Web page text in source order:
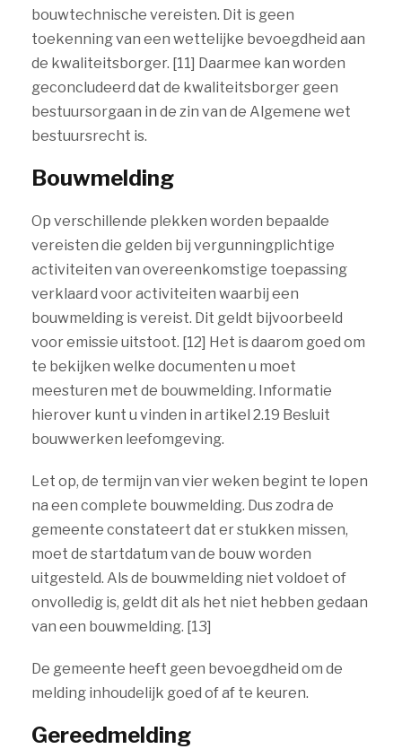
bouwtechnische vereisten. Dit is geen
toekenning van een wettelijke bevoegdheid aan
de kwaliteitsborger. [11] Daarmee kan worden
geconcludeerd dat de kwaliteitsborger geen
bestuursorgaan in de zin van de Algemene wet
bestuursrecht is.
Bouwmelding
Op verschillende plekken worden bepaalde
vereisten die gelden bij vergunningplichtige
activiteiten van overeenkomstige toepassing
verklaard voor activiteiten waarbij een
bouwmelding is vereist. Dit geldt bijvoorbeeld
voor emissie uitstoot. [12] Het is daarom goed om
te bekijken welke documenten u moet
meesturen met de bouwmelding. Informatie
hierover kunt u vinden in artikel 2.19 Besluit
bouwwerken leefomgeving.
Let op, de termijn van vier weken begint te lopen
na een complete bouwmelding. Dus zodra de
gemeente constateert dat er stukken missen,
moet de startdatum van de bouw worden
uitgesteld. Als de bouwmelding niet voldoet of
onvolledig is, geldt dit als het niet hebben gedaan
van een bouwmelding. [13]
De gemeente heeft geen bevoegdheid om de
melding inhoudelijk goed of af te keuren.
Gereedmelding